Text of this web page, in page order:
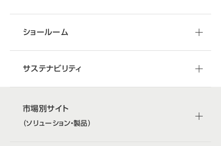
ショールーム
サステナビリティ
市場別サイト
（ソリューション・製品）